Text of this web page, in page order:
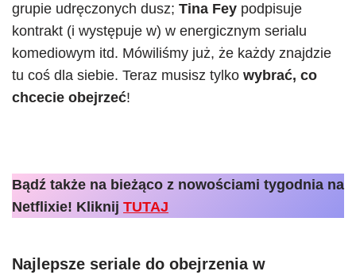
grupie udręczonych dusz; Tina Fey podpisuje
kontrakt (i występuje w) w energicznym serialu
komediowym itd. Mówiliśmy już, że każdy znajdzie
tu coś dla siebie. Teraz musisz tylko wybrać, co
chcecie obejrzeć!
Bądź także na bieżąco z nowościami tygodnia na
Netflixie! Kliknij TUTAJ
Najlepsze seriale do obejrzenia w